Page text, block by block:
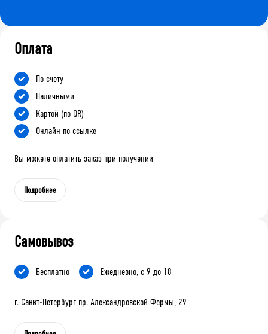
Оплата
По счету
Наличными
Картой (по QR)
Онлайн по ссылке
Вы можете оплатить заказ при получении
Подробнее
Самовывоз
Бесплатно Ежедневно, с 9 до 18
г. Санкт-Петербург пр. Александровской Фермы, 29